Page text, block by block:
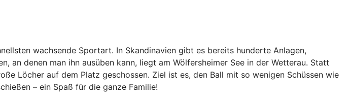
wachsende Sportart. In Skandinavien gibt es bereits hunderte Anlagen,
an denen man ihn ausüben kann, liegt am Wölfersheimer See in der Wetterau. Statt
Löcher auf dem Platz geschossen. Ziel ist es, den Ball mit so wenigen Schüssen wie
– ein Spaß für die ganze Familie!